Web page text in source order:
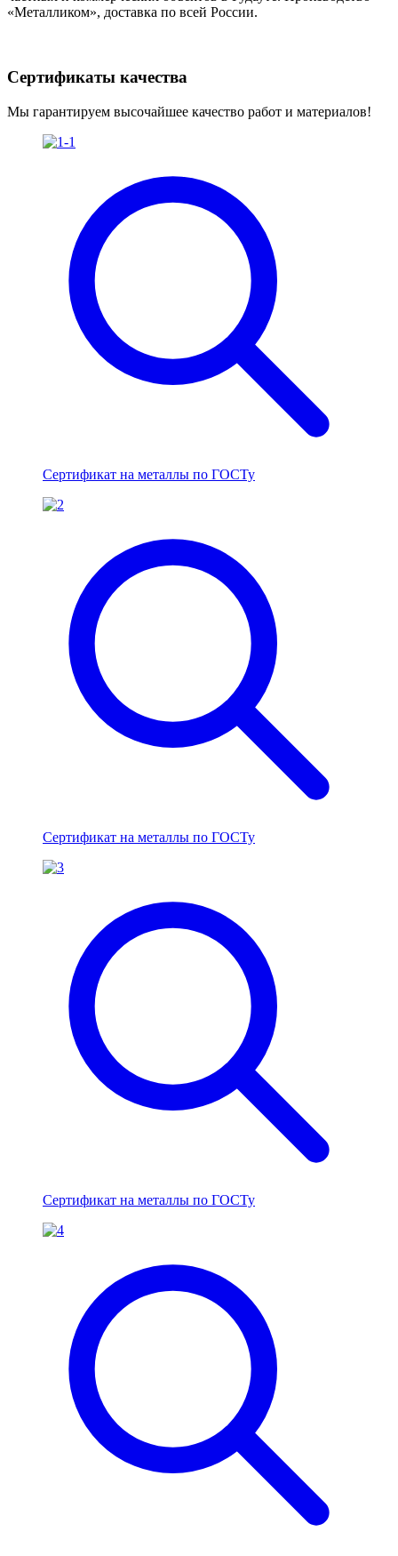
«Металликом», доставка по всей России.
Сертификаты качества
Мы гарантируем высочайшее качество работ и материалов!
Сертификат на металлы по ГОСТу
Сертификат на металлы по ГОСТу
Сертификат на металлы по ГОСТу